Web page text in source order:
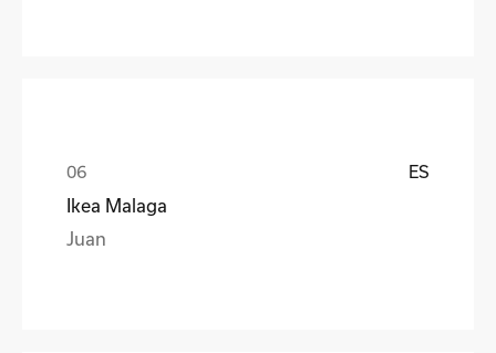
ES
Ikea Malaga
Juan